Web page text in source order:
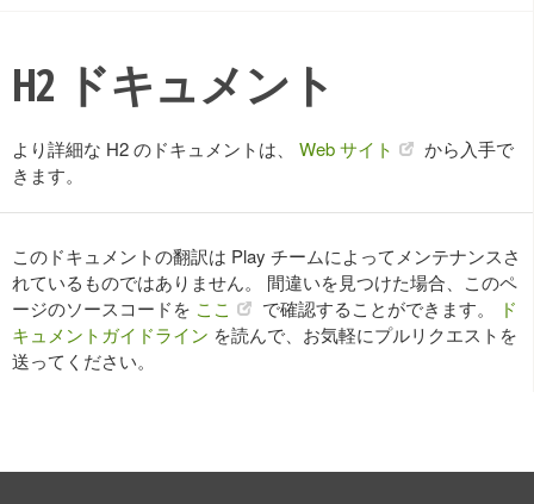
H2 ドキュメント
より詳細な H2 のドキュメントは、 Web サイト
から入手で
きます。
このドキュメントの翻訳は Play チームによってメンテナンスさ
れているものではありません。 間違いを見つけた場合、このペ
ージのソースコードを ここ で確認することができます。
ド
キュメントガイドライン を読んで、お気軽にプルリクエストを
送ってください。